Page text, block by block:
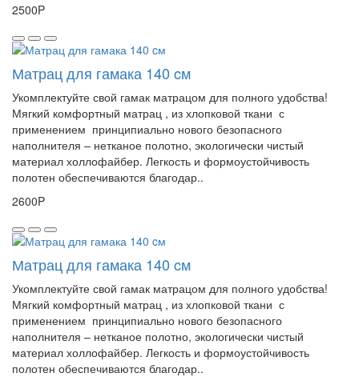
2500P
Матрац для гамака 140 cм
Укомплектуйте свой гамак матрацом для полного удобства!
Мягкий комфортный матрац , из хлопковой ткани с
применением принципиально нового безопасного
наполнителя – нетканое полотно, экологически чистый
материал холлофайбер. Легкость и формоустойчивость
полотен обеспечиваются благодар..
2600P
Матрац для гамака 140 cм
Укомплектуйте свой гамак матрацом для полного удобства!
Мягкий комфортный матрац , из хлопковой ткани с
применением принципиально нового безопасного
наполнителя – нетканое полотно, экологически чистый
материал холлофайбер. Легкость и формоустойчивость
полотен обеспечиваются благодар..